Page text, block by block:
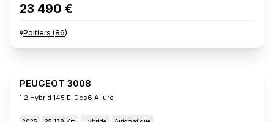
23 490 €
Poitiers (86)
PEUGEOT 3008
1.2 Hybrid 145 E-Dcs6 Allure